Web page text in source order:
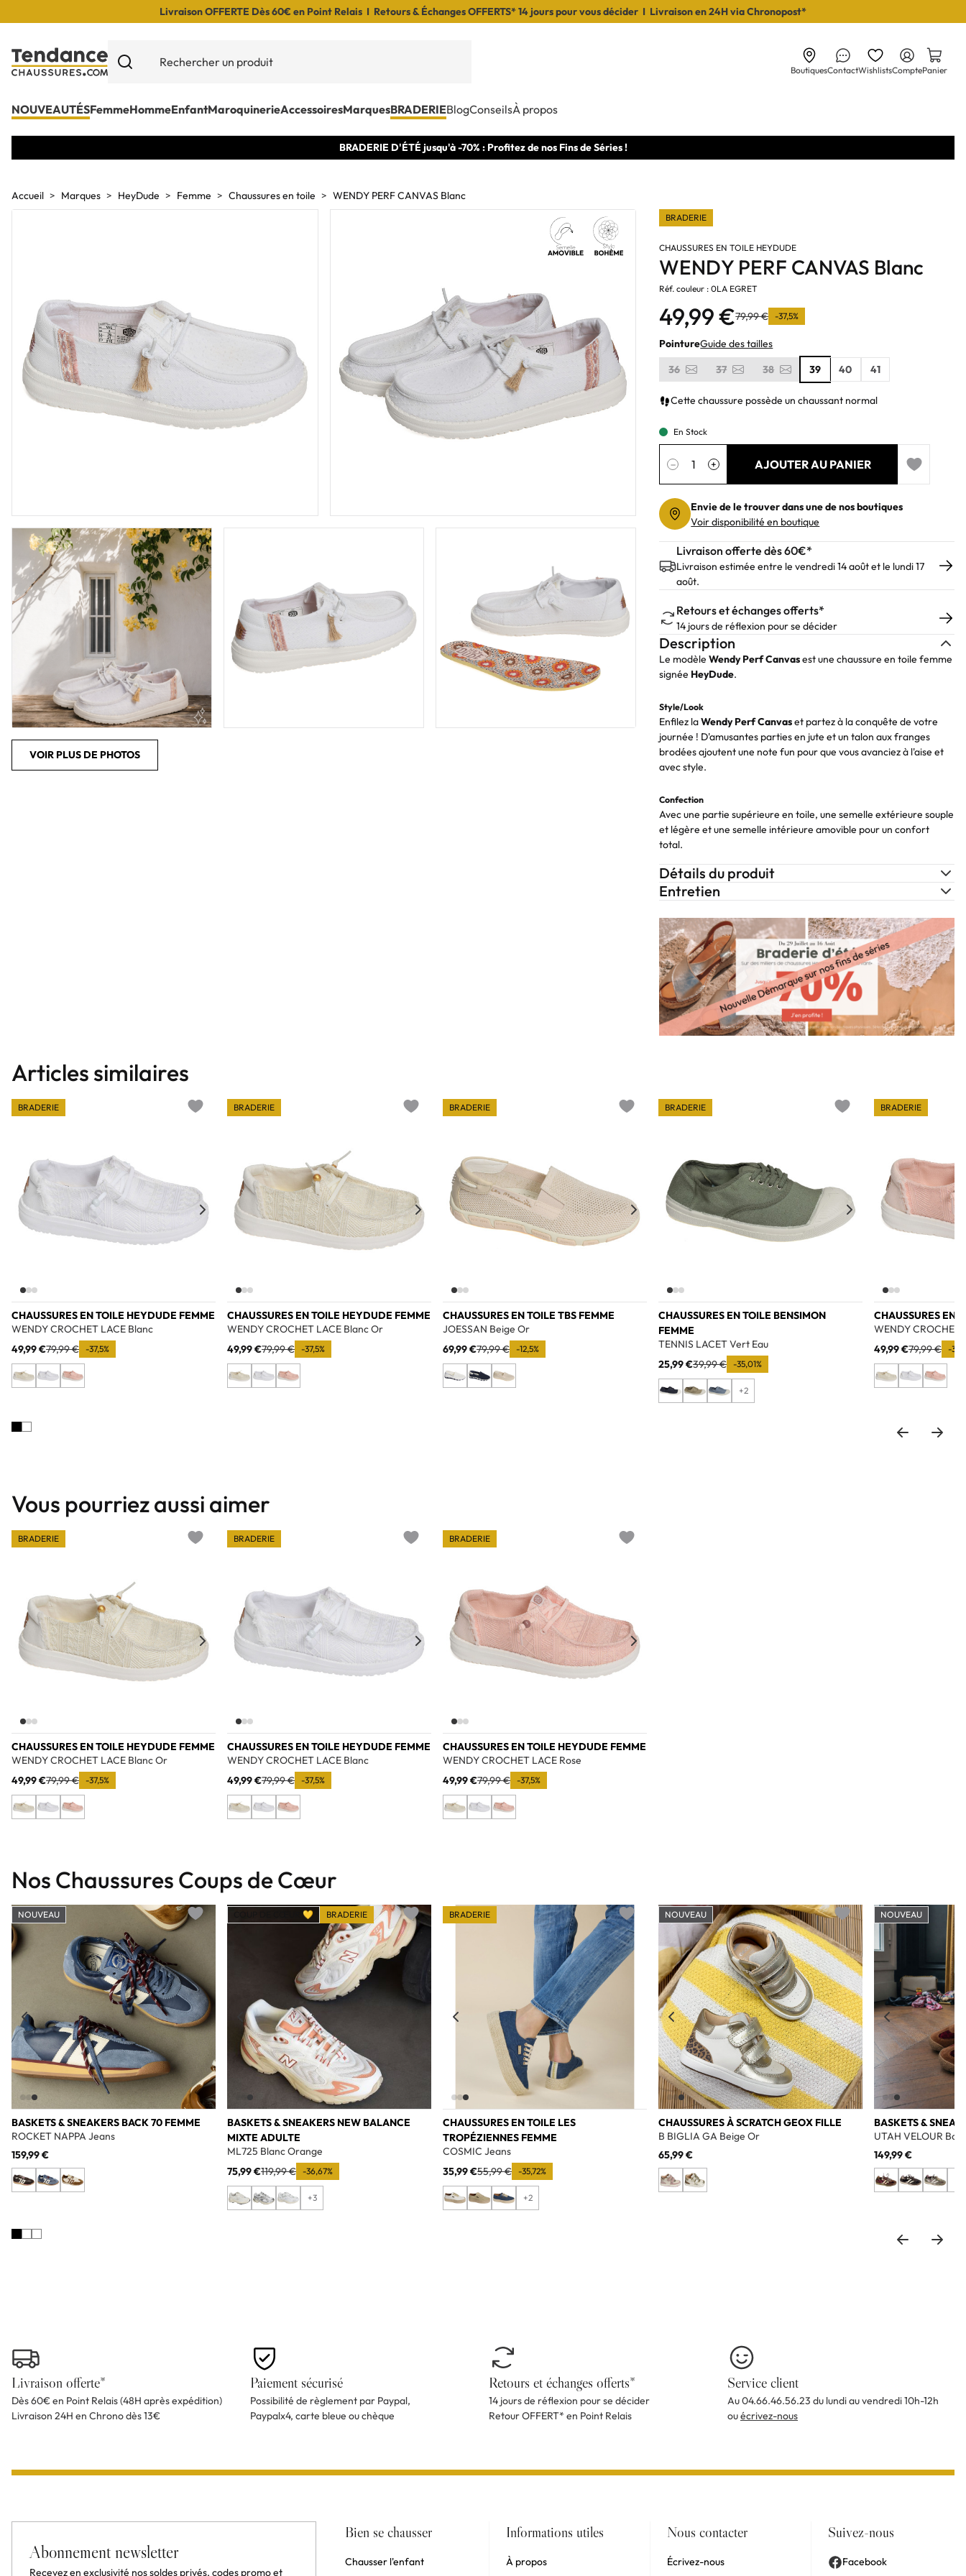
Livraison OFFERTE Dès 60€ en Point Relais I Retours & Échanges OFFERTS* 14 jours pour vous décider I Livraison en 24H via Chronopost*
BoutiquesContactWishlistsComptePanier
NOUVEAUTÉSFemmeHommeEnfantMaroquinerieAccessoiresMarquesBRADERIEBlogConseilsÀ propos
BRADERIE D'ÉTÉ jusqu'à -70% : Profitez de nos Fins de Séries !
Accueil Marques HeyDude Femme Chaussures en toile WENDY PERF CANVAS Blanc
VOIR PLUS DE PHOTOS
BRADERIE
CHAUSSURES EN TOILE HEYDUDE
WENDY PERF CANVAS Blanc
Réf. couleur : 0LA EGRET
49,99 €79,99 € -37,5%
PointureGuide des tailles
36
37 38 39 40 41
Cette chaussure possède un chaussant normal
En Stock
− +
AJOUTER AU PANIER
Add to
Envie de le trouver dans une de nos boutiques
Voir disponibilité en boutique
Livraison offerte dès 60€*
Livraison estimée entre le vendredi 14 août et le lundi 17
août.
Retours et échanges offerts*
14 jours de réflexion pour se décider
Description
Le modèleWendy Perf Canvasest une chaussure en toile femme
signée HeyDude.
Style/Look
Enfilez laWendy PerfCanvaset partez à la conquête de votre
journée ! D'amusantes parties en jute et un talon aux franges
brodées ajoutent une note fun pour que vous avanciez à l'aise et
avec style.
Confection
Avec une partie supérieure en toile, une semelle extérieure souple
et légère et une semelle intérieure amovible pour un confort
total.
Détails du produit
Entretien
Articles similaires
CHAUSSURES EN TOILE HEYDUDE FEMME
WENDY CROCHET LACE Blanc
49,99 €79,99 € -37,5%
BRADERIE
CHAUSSURES EN TOILE HEYDUDE FEMME
WENDY CROCHET LACE Blanc Or
49,99 €79,99 € -37,5%
BRADERIE
CHAUSSURES EN TOILE TBS FEMME
JOESSAN Beige Or
69,99 €79,99 € -12,5%
BRADERIE
CHAUSSURES EN TOILE BENSIMON
FEMME
TENNIS LACET Vert Eau
25,99 €39,99 € -35,01%
+2
BRADERIE
CHAUSSURES EN
WENDY CROCHET
49,99 €79,99 € -
BRADERIE
Vous pourriez aussi aimer
CHAUSSURES EN TOILE HEYDUDE FEMME
WENDY CROCHET LACE Blanc Or
49,99 €79,99 € -37,5%
BRADERIE
CHAUSSURES EN TOILE HEYDUDE FEMME
WENDY CROCHET LACE Blanc
49,99 €79,99 € -37,5%
BRADERIE
CHAUSSURES EN TOILE HEYDUDE FEMME
WENDY CROCHET LACE Rose
49,99 €79,99 € -37,5%
BRADERIE
Nos Chaussures Coups de Cœur
BASKETS & SNEAKERS BACK 70 FEMME
ROCKET NAPPA Jeans
159,99 €
NOUVEAU
Add to wishlist
BASKETS & SNEAKERS NEW BALANCE
MIXTE ADULTE
ML725 Blanc Orange
75,99 €119,99 € -36,67%
+3
COUP DE CŒUR 💛 BRADERIE
Add to wishlist
CHAUSSURES EN TOILE LES
TROPÉZIENNES FEMME
COSMIC Jeans
35,99 €55,99 € -35,72%
+2
BRADERIE
Add to wishlist
CHAUSSURES À SCRATCH GEOX FILLE
B BIGLIA GA Beige Or
65,99 €
NOUVEAU
Add to wishlist
BASKETS &
UTAH VELOUR
149,99 €
NOUVEAU
Livraison offerte*
Dès 60€ en Point Relais (48H après expédition)
Livraison 24H en Chrono dès 13€
Paiement sécurisé
Possibilité de règlement par Paypal,
Paypalx4, carte bleue ou chèque
Retours et échanges offerts*
14 jours de réflexion pour se décider
Retour OFFERT* en Point Relais
Service client
Au 04.66.46.56.23 du lundi au vendredi 10h-12h
ouécrivez-nous
Abonnement newsletter
Recevez en exclusivité nos soldes privés, codes promo et
Bien se chausser
Chausser l'enfant
Informations utiles
À propos
Nous contacter
Écrivez-nous
Suivez-nous
Facebook